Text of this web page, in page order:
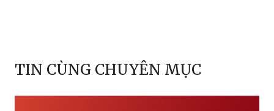
TIN CÙNG CHUYÊN MỤC